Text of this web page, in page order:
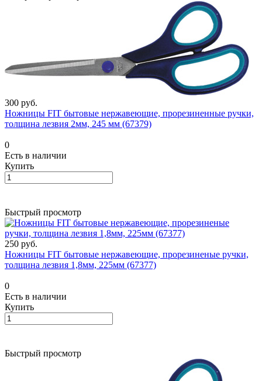
300 руб.
Ножницы FIT бытовые нержавеющие, прорезиненные ручки,
толщина лезвия 2мм, 245 мм (67379)
0
Есть в наличии
Купить
Быстрый просмотр
250 руб.
Ножницы FIT бытовые нержавеющие, прорезиненые ручки,
толщина лезвия 1,8мм, 225мм (67377)
0
Есть в наличии
Купить
Быстрый просмотр